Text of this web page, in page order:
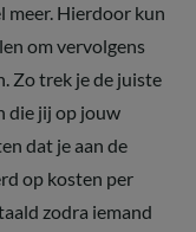
meer. Hierdoor kun
om vervolgens
Zo trek je de juiste
die jij op jouw
dat je aan de
op kosten per
zodra iemand